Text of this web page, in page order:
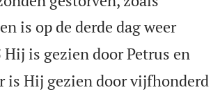
is op de derde dag weer
Hij is gezien door Petrus en
is Hij gezien door vijfhonderd